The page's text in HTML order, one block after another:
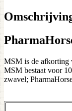
MSM is de afkorting
MSM bestaat voor
zwavel;